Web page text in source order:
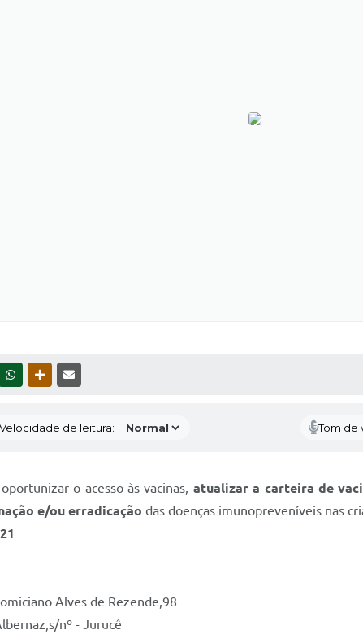
WHATSAPPOUTRAS MÍDIAS
Velocidade de leitura: Tom de
o acesso às vacinas, atualizar a carteira de
e/ou erradicação das doenças imunopreveníveis nas
Alves de Rezende,98
nº - Jurucê